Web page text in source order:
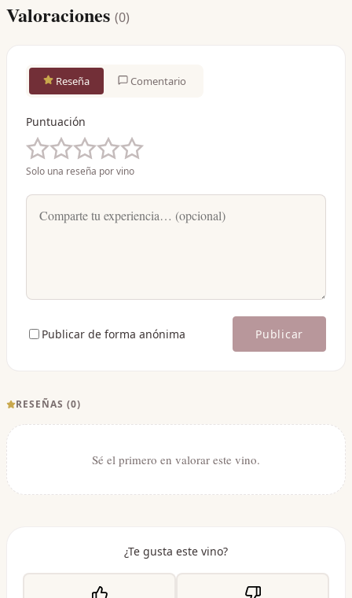
Valoraciones (0)
Reseña Comentario
Puntuación
Solo una reseña por vino
Publicar de forma anónima Publicar
RESEÑAS (0)
Sé el primero en valorar este vino.
¿Te gusta este vino?